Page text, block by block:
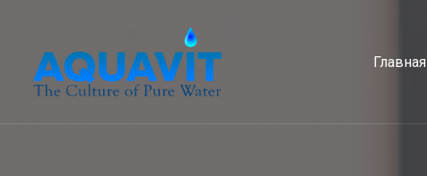
Главная